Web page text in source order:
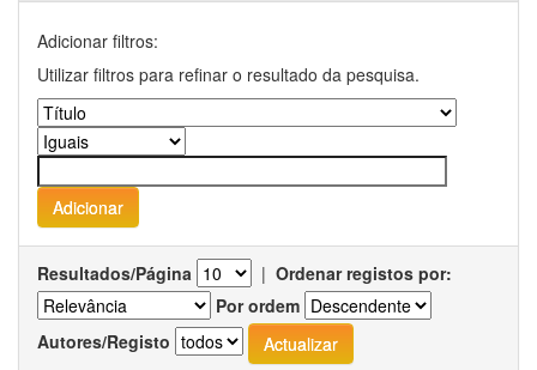
Adicionar filtros:
Utilizar filtros para refinar o resultado da pesquisa.
Resultados/Página | Ordenar registos por:
Por ordem
Autores/Registo